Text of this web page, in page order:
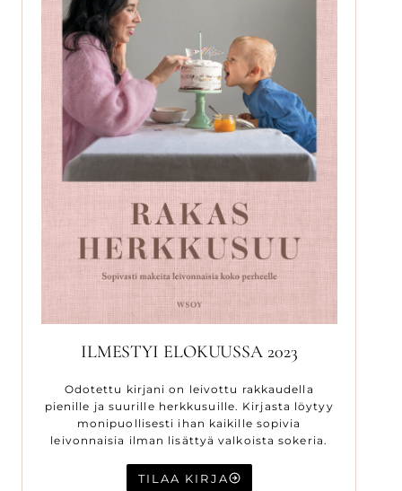
ILMESTYI ELOKUUSSA 2023
Odotettu kirjani on leivottu rakkaudella
pienille ja suurille herkkusuille. Kirjasta löytyy
monipuollisesti ihan kaikille sopivia
leivonnaisia ilman lisättyä valkoista sokeria.
TILAA KIRJA